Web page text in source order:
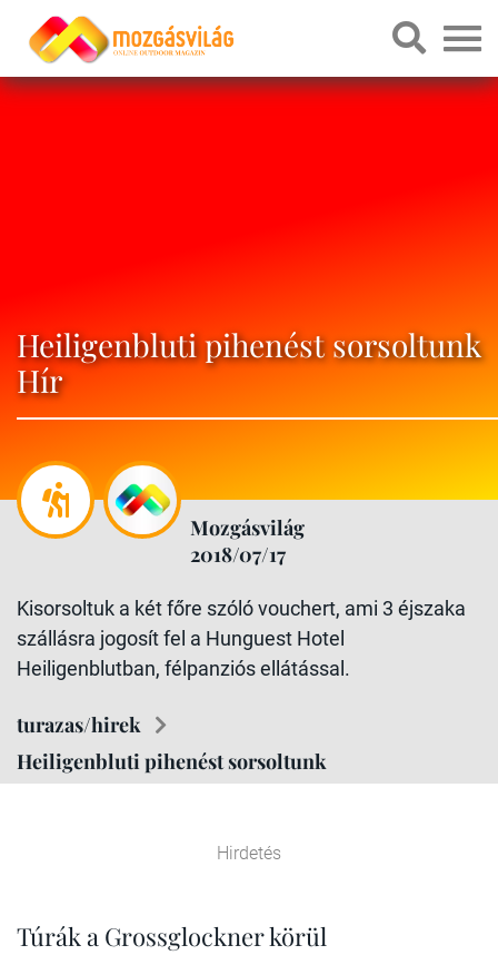
Heiligenbluti pihenést sorsoltunk
Hír
Mozgásvilág
2018/07/17
Kisorsoltuk a két főre szóló vouchert, ami 3 éjszaka
szállásra jogosít fel a Hunguest Hotel
Heiligenblutban, félpanziós ellátással.
turazas/hirek
Heiligenbluti pihenést sorsoltunk
Hirdetés
Túrák a Grossglockner körül